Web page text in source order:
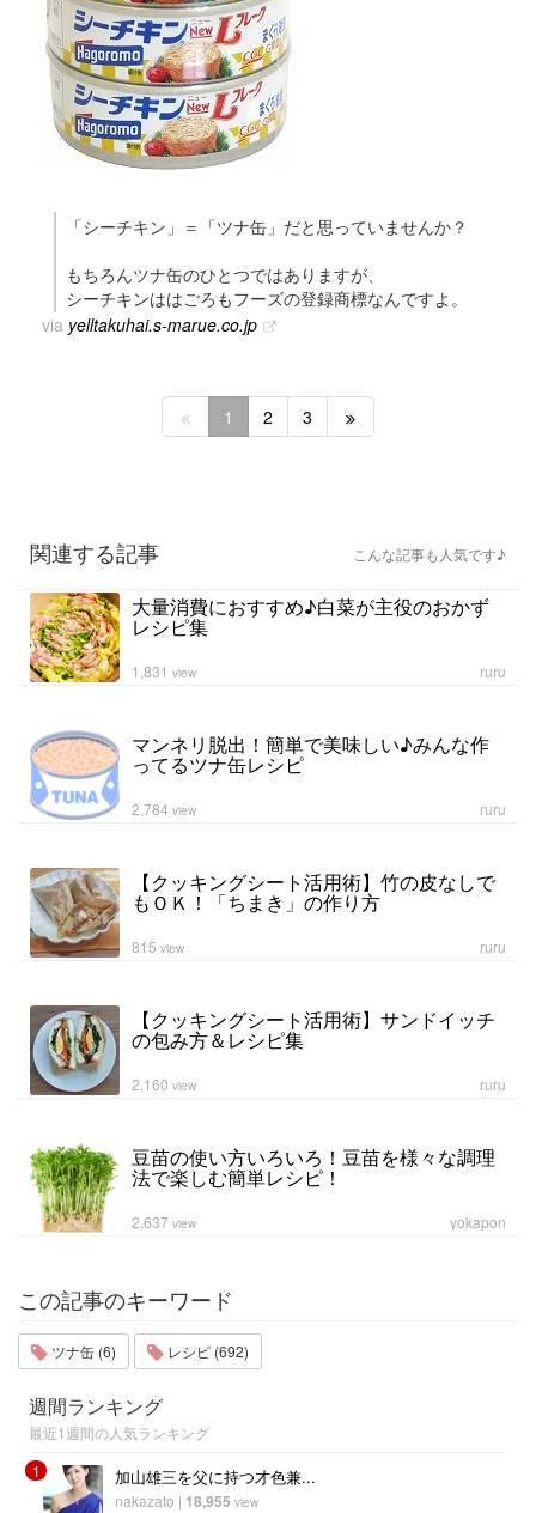
「シーチキン」＝「ツナ缶」だと思っていませんか？
もちろんツナ缶のひとつではありますが、
シーチキンははごろもフーズの登録商標なんですよ。
via yelltakuhai.s-marue.co.jp
1 2 3
関連する記事 こんな記事も人気です♪
大量消費におすすめ♪白菜が主役のおかず
レシピ集
ruru
1,831 view
マンネリ脱出！簡単で美味しい♪みんな作
ってるツナ缶レシピ
ruru
2,784 view
【クッキングシート活用術】竹の皮なしで
もＯＫ！「ちまき」の作り方
ruru
815 view
【クッキングシート活用術】サンドイッチ
の包み方＆レシピ集
ruru
2,160 view
豆苗の使い方いろいろ！豆苗を様々な調理
法で楽しむ簡単レシピ！
yokapon
2,637 view
この記事のキーワード
ツナ缶 (6) レシピ (692)
週間ランキング
最近1週間の人気ランキング
1
加山雄三を父に持つ才色兼...
nakazato | 18,955 view